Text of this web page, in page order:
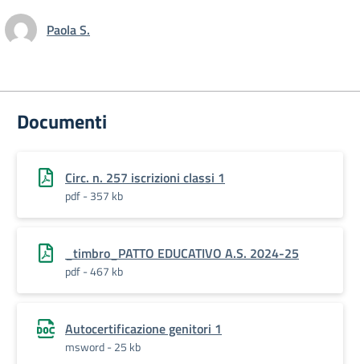
Paola S.
Documenti
Circ. n. 257 iscrizioni classi 1
pdf - 357 kb
_timbro_PATTO EDUCATIVO A.S. 2024-25
pdf - 467 kb
Autocertificazione genitori 1
msword - 25 kb